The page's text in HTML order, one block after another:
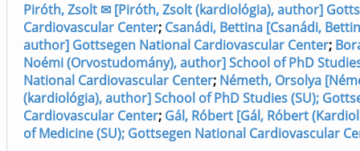
Piróth, Zsolt ✉ [Piróth, Zsolt (kardiológia), author]
Cardiovascular Center; Csanádi, Bettina [Csanádi,
author] Gottsegen National Cardiovascular Center;
Noémi (Orvostudomány), author] School of PhD
National Cardiovascular Center; Németh, Orsolya
(kardiológia), author] School of PhD Studies (SU);
Cardiovascular Center; Gál, Róbert [Gál, Róbert
of Medicine (SU); Gottsegen National Cardiovascular